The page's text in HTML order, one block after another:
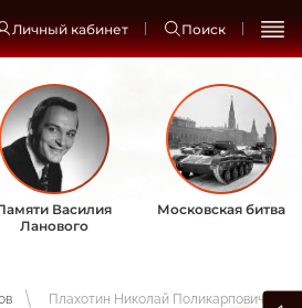
Личный кабинет Поиск
Василия
Ланового
Московская битва
Плахотин Николай Поликарпович